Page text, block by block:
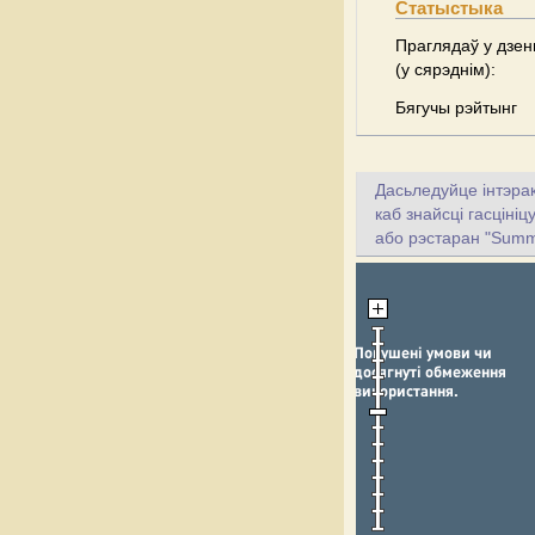
Статыстыка
Праглядаў у
(у сярэднім):
Бягучы рэйтынг
Дасьледуйце
каб знайсці
або рэстаран